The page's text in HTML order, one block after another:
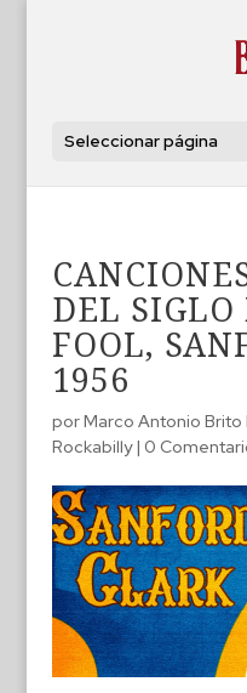
Seleccionar página
DEL SIGLO
FOOL,
1956
porMarco Antonio Brito
Rockabilly| 0